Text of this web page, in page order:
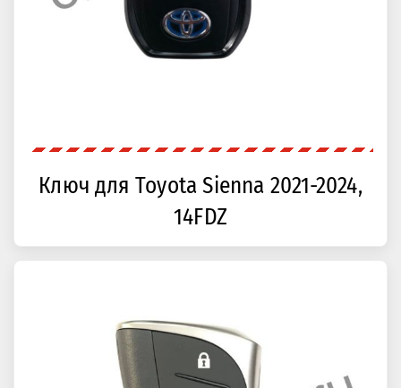
Ключ для Toyota Sienna 2021-2024,
14FDZ